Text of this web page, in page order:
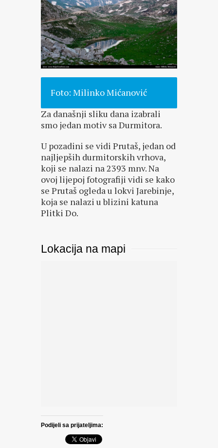
Foto: Milinko Mićanović
Za današnji sliku dana izabrali
smo jedan motiv sa Durmitora.
U pozadini se vidi Prutaš, jedan od
najljepših durmitorskih vrhova,
koji se nalazi na 2393 mnv. Na
ovoj lijepoj fotografiji vidi se kako
se Prutaš ogleda u lokvi Jarebinje,
koja se nalazi u blizini katuna
Plitki Do.
Lokacija na mapi
Podijeli sa prijateljima: